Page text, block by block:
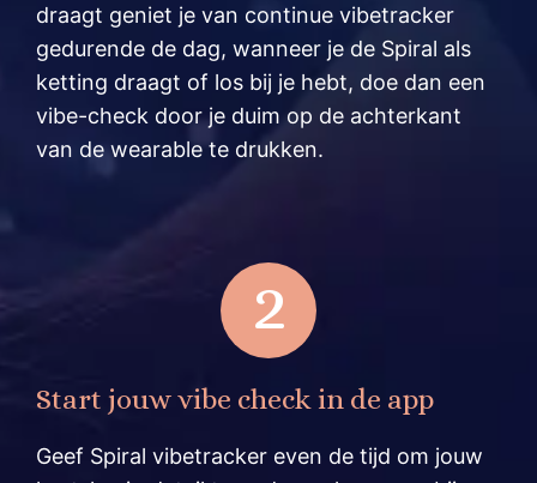
draagt geniet je van continue vibetracker
gedurende de dag, wanneer je de Spiral als
ketting draagt of los bij je hebt, doe dan een
vibe-check door je duim op de achterkant
van de wearable te drukken.
2
Start jouw vibe check in de app
Geef Spiral vibetracker even de tijd om jouw